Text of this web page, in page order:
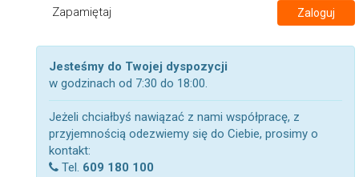
Zapamiętaj Zaloguj
Jesteśmy do Twojej dyspozycji
w godzinach od 7:30 do 18:00.
Jeżeli chciałbyś nawiązać z nami współpracę, z
przyjemnością odezwiemy się do Ciebie, prosimy o
kontakt:
Tel. 609 180 100